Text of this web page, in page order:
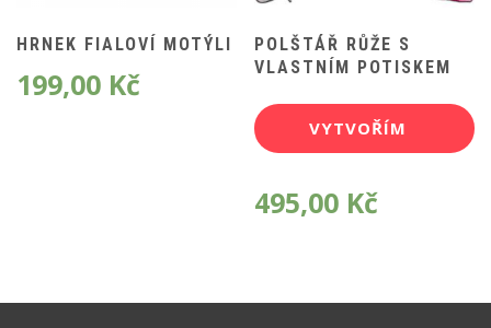
HRNEK FIALOVÍ MOTÝLI
199,00 Kč
POLŠTÁŘ RŮŽE S
VLASTNÍM POTISKEM
VYTVOŘÍM
495,00 Kč